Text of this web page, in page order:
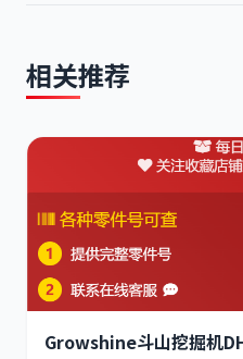
相关推荐
Growshine斗山挖掘机